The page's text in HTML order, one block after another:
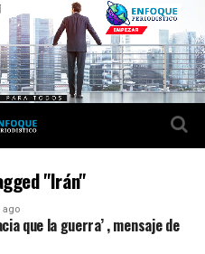
"Irán"
ago
que la guerra’ , mensaje de